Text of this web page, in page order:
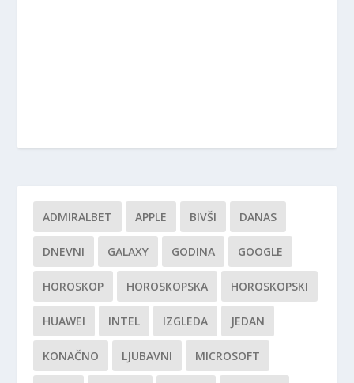
ADMIRALBET APPLE BIVŠI DANAS
DNEVNI GALAXY GODINA GOOGLE
HOROSKOP HOROSKOPSKA HOROSKOPSKI
HUAWEI INTEL IZGLEDA JEDAN
KONAČNO LJUBAVNI MICROSOFT